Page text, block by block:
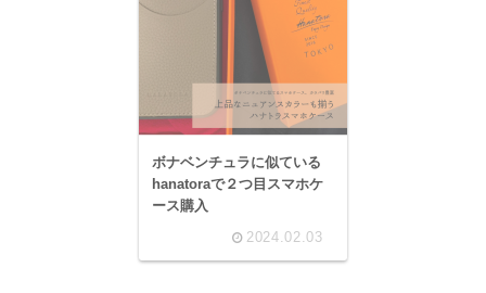
ボナベンチュラに似ている
hanatoraで２つ目スマホケ
ース購入
2024.02.03